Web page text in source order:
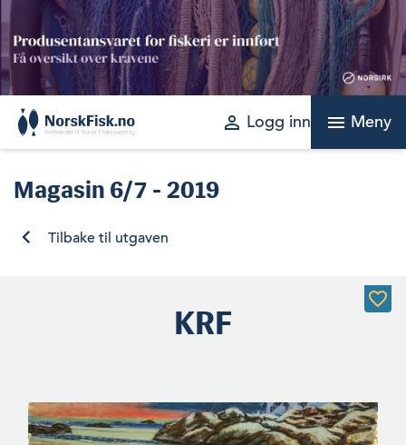
Skip
to
content
perm_identity Logg inn menu Meny
Magasin 6/7 - 2019
Tilbake til utgaven
KRF